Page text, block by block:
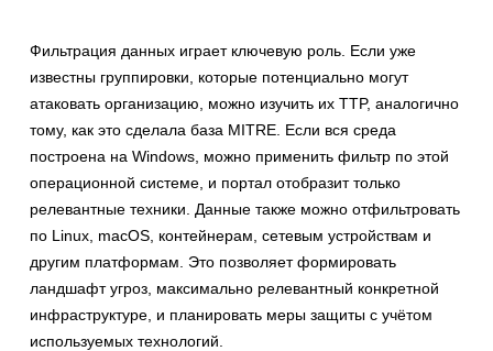
Фильтрация данных играет ключевую роль. Если уже
известны группировки, которые потенциально могут
атаковать организацию, можно изучить их TTP, аналогично
тому, как это сделала база MITRE. Если вся среда
построена на Windows, можно применить фильтр по этой
операционной системе, и портал отобразит только
релевантные техники. Данные также можно отфильтровать
по Linux, macOS, контейнерам, сетевым устройствам и
другим платформам. Это позволяет формировать
ландшафт угроз, максимально релевантный конкретной
инфраструктуре, и планировать меры защиты с учётом
используемых технологий.